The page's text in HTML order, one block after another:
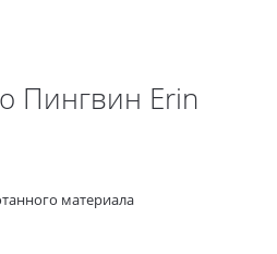
Пингвин Erin
материала